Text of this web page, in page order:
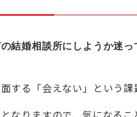
結婚相談所にしようか迷
する「会えない」という